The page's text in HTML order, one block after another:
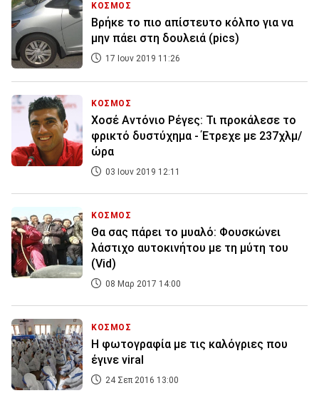
ΚΟΣΜΟΣ
Βρήκε το πιο απίστευτο κόλπο για να
μην πάει στη δουλειά (pics)
17 Ιουν 2019 11:26
ΚΟΣΜΟΣ
Χοσέ Αντόνιο Ρέγες: Τι προκάλεσε το
φρικτό δυστύχημα - Έτρεχε με 237χλμ/
ώρα
03 Ιουν 2019 12:11
ΚΟΣΜΟΣ
Θα σας πάρει το μυαλό: Φουσκώνει
λάστιχο αυτοκινήτου με τη μύτη του
(Vid)
08 Μαρ 2017 14:00
ΚΟΣΜΟΣ
Η φωτογραφία με τις καλόγριες που
έγινε viral
24 Σεπ 2016 13:00